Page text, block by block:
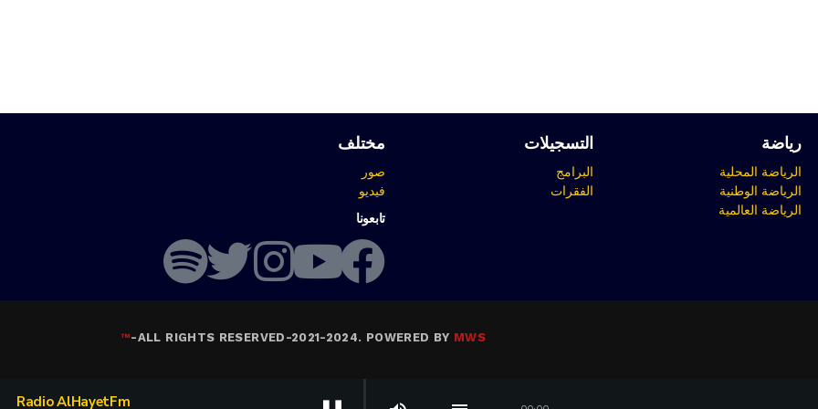
Radio AlHayetFm
رياضة
الرياضة المحلية
الرياضة الوطنية
الرياضة العالمية
التسجيلات
البرامج
الفقرات
مختلف
صور
فيديو
تابعونا
ALL RIGHTS RESERVED-2021-2024. POWERED BY MWS
-
™